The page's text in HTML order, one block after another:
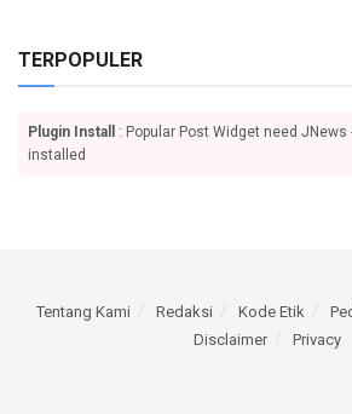
TERPOPULER
Plugin Install
: Popular Post Widget need JNews
installed
Tentang Kami Redaksi Kode Etik
Disclaimer
Privacy